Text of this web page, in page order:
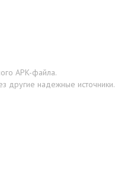
APK-файла.
другие надежные источники.